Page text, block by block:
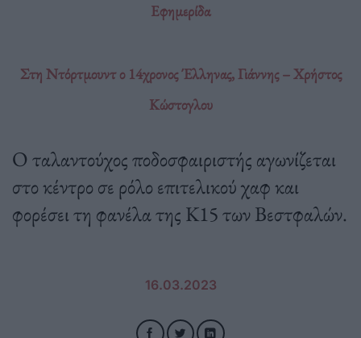
Εφημερίδα
Στη Ντόρτμουντ ο 14χρονος Έλληνας, Γιάννης – Χρήστος
Κώστογλου
Ο ταλαντούχος ποδοσφαιριστής αγωνίζεται
στο κέντρο σε ρόλο επιτελικού χαφ και
φορέσει τη φανέλα της Κ15 των Βεστφαλών.
16.03.2023